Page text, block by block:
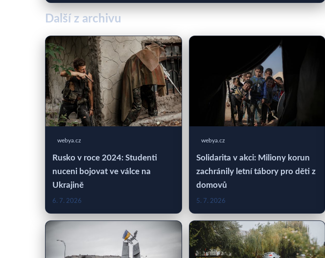
Další z archivu
webya.cz
Rusko v roce 2024: Studenti
nuceni bojovat ve válce na
Ukrajině
6. 7. 2026
webya.cz
Solidarita v akci: Miliony korun
zachránily letní tábory pro děti z
domovů
5. 7. 2026